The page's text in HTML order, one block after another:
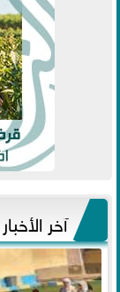
آخر الأخبار